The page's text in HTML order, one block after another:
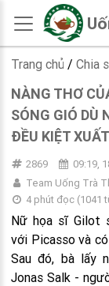
Trang chủ / Chia
NÀNG THƠ
SÓNG GIÓ DÙ
ĐỀU KIỆT XUẤT
2869
09:19,
Team Uống Trà
4 phút đọc(1041
Nữ họa sĩ Gilot
với Picasso và
Sau đó, bà lấy
Jonas Salk -